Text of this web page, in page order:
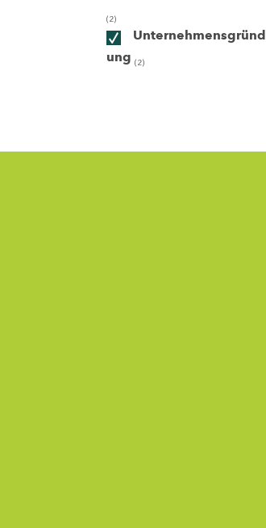
(2)
Unternehmensgründ
ung (2)